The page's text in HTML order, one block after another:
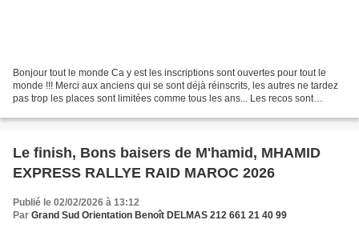
Bonjour tout le monde Ca y est les inscriptions sont ouvertes pour tout le
monde !!! Merci aux anciens qui se sont déjà réinscrits, les autres ne tardez
pas trop les places sont limitées comme tous les ans... Les recos sont
Le finish, Bons baisers de M'hamid, MHAMID
EXPRESS RALLYE RAID MAROC 2026
Publié le 02/02/2026 à 13:12
Par Grand Sud Orientation Benoît DELMAS 212 661 21 40 99